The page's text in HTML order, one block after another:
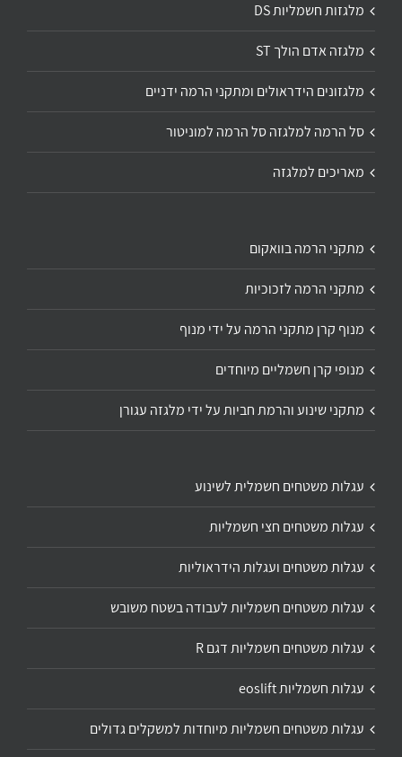
מלגזות חשמליות DS
מלגזה אדם הולך ST
מלגזונים הידראולים ומתקני הרמה ידניים
סל הרמה למלגזה סל הרמה למוניטור
מאריכים למלגזה
מתקני הרמה בוואקום
מתקני הרמה לזכוכיות
מנוף קרן מתקני הרמה על ידי מנוף
מנופי קרן חשמליים מיוחדים
מתקני שינוע והרמת חביות על ידי מלגזה עגורן
עגלות משטחים חשמלית לשינוע
עגלות משטחים חצי חשמליות
עגלות משטחים ועגלות הידראוליות
עגלות משטחים חשמליות לעבודה בשטח משובש
עגלות משטחים חשמליות דגם R
עגלות חשמליות eoslift
עגלות משטחים חשמליות מיוחדות למשקלים גדולים